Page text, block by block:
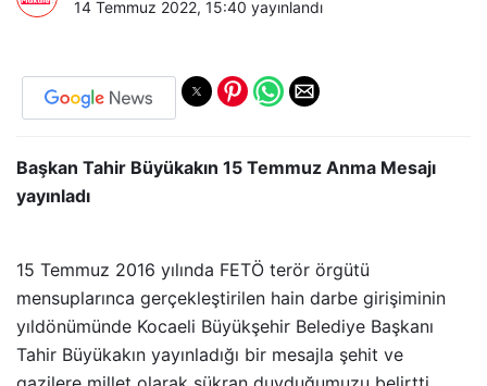
14 Temmuz 2022, 15:40 yayınlandı
Başkan Tahir Büyükakın 15 Temmuz Anma Mesajı
yayınladı
15 Temmuz 2016 yılında FETÖ terör örgütü
mensuplarınca gerçekleştirilen hain darbe girişiminin
yıldönümünde Kocaeli Büyükşehir Belediye Başkanı
Tahir Büyükakın yayınladığı bir mesajla şehit ve